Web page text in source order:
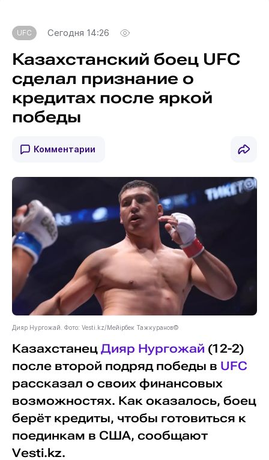
UFC Сегодня 14:26
Казахстанский боец UFC
сделал признание о
кредитах после яркой
победы
Комментарии
Дияр Нургожай. Фото: Vesti.kz/Мейірбек Тажкуранов©
Казахстанец Дияр Нургожай (12-2)
после второй подряд победы в UFC
рассказал о своих финансовых
возможностях. Как оказалось, боец
берёт кредиты, чтобы готовиться к
поединкам в США, сообщают
Vesti.kz.